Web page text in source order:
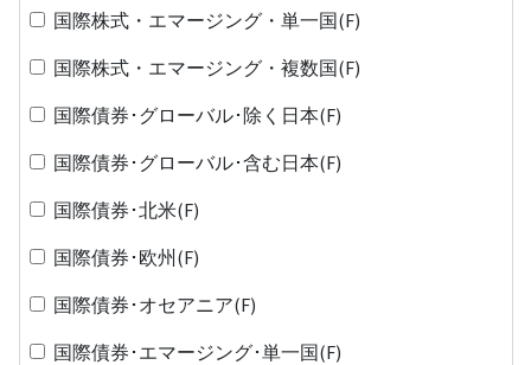
国際株式・エマージング・単一国(F)
国際株式・エマージング・複数国(F)
国際債券･グローバル･除く日本(F)
国際債券･グローバル･含む日本(F)
国際債券･北米(F)
国際債券･欧州(F)
国際債券･オセアニア(F)
国際債券･エマージング･単一国(F)